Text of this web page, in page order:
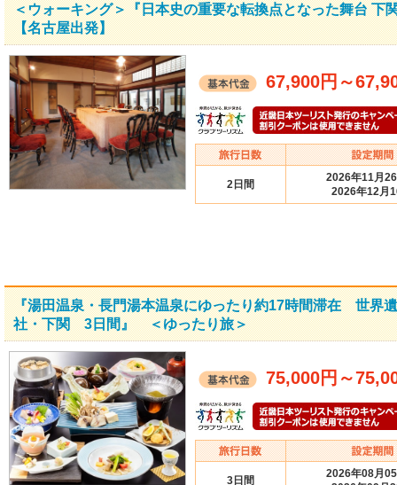
＜ウォーキング＞『日本史の重要な転換点となった舞台
【名古屋出発】
67,900円 ～
2日間
2026年11月
2026年12月
『湯田温泉・長門湯本温泉にゆったり約17時間滞在 世界
社・下関 3日間』 ＜ゆったり旅＞
75,000円 ～
3日間
2026年08月